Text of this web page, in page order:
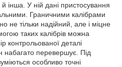
й інша. У ній дані пристосування
Граничними калібрами
не тільки надійний, але і міцне
таких калібрів можна
контрольованої деталі
перевершує. Під
особливо точні